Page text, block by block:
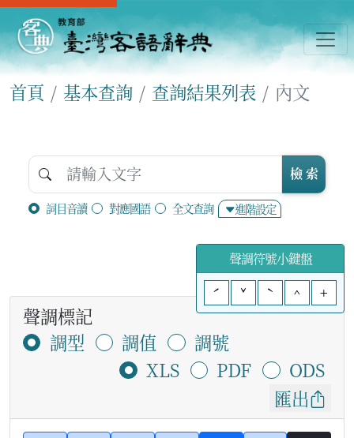
首頁 基本查詢 查詢結果列表 內文
詞目音讀 對應國語 全文查詢 進階設定
檢 索
聲調符號小鍵盤
ˊ
ˇ ˋ ^ +
聲調標記
調型
調值
調號
XLS
PDF
ODS
匯出